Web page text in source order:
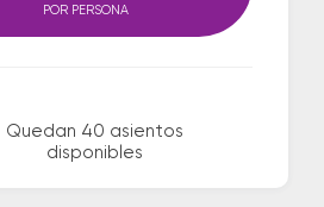
Quedan 40 asientos
disponibles
POR PERSONA